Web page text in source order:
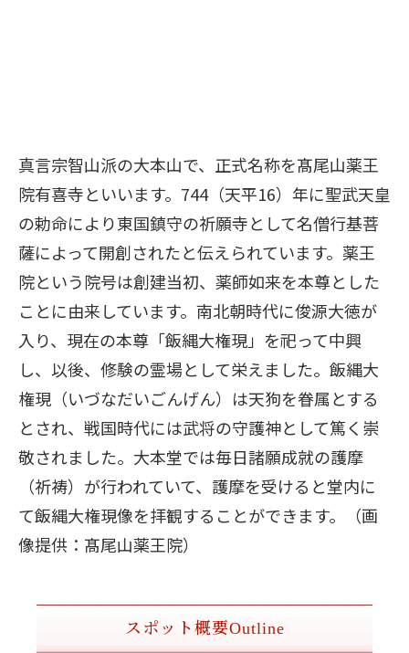
真言宗智山派の大本山で、正式名称を髙尾山薬王
院有喜寺といいます。744（天平16）年に聖武天皇
の勅命により東国鎮守の祈願寺として名僧行基菩
薩によって開創されたと伝えられています。薬王
院という院号は創建当初、薬師如来を本尊とした
ことに由来しています。南北朝時代に俊源大徳が
入り、現在の本尊「飯縄大権現」を祀って中興
し、以後、修験の霊場として栄えました。飯縄大
権現（いづなだいごんげん）は天狗を眷属とする
とされ、戦国時代には武将の守護神として篤く崇
敬されました。大本堂では毎日諸願成就の護摩
（祈祷）が行われていて、護摩を受けると堂内に
て飯縄大権現像を拝観することができます。（画
像提供：髙尾山薬王院）
スポット概要Outline